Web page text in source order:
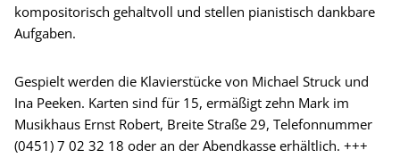
kompositorisch gehaltvoll und stellen pianistisch dankbare
Aufgaben.
Gespielt werden die Klavierstücke von Michael Struck und
Ina Peeken. Karten sind für 15, ermäßigt zehn Mark im
Musikhaus Ernst Robert, Breite Straße 29, Telefonnummer
(0451) 7 02 32 18 oder an der Abendkasse erhältlich. +++